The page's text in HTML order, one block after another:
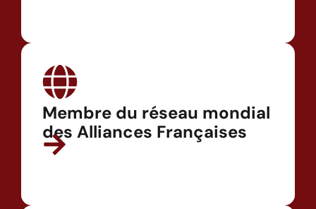
Membre du réseau mondial
des Alliances Françaises